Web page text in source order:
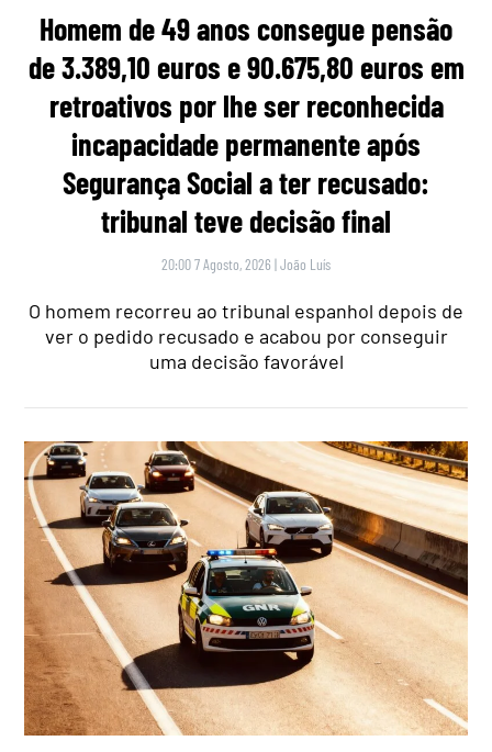
Homem de 49 anos consegue pensão
de 3.389,10 euros e 90.675,80 euros em
retroativos por lhe ser reconhecida
incapacidade permanente após
Segurança Social a ter recusado:
tribunal teve decisão final
20:00 7 Agosto, 2026 |João Luís
O homem recorreu ao tribunal espanhol depois de
ver o pedido recusado e acabou por conseguir
uma decisão favorável